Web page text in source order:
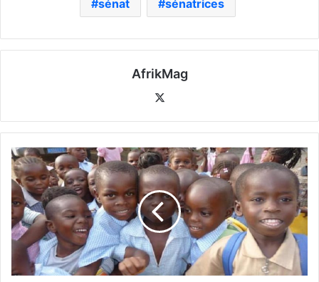
sénat sénatrices
AfrikMag